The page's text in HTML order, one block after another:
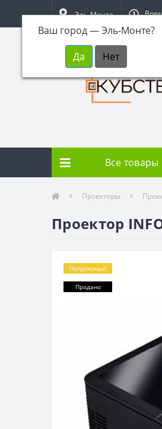
Эль-Монте
Ваш город —Эль-Монте?
Все товары
Проекторы
Проектор
Популярный
Продано